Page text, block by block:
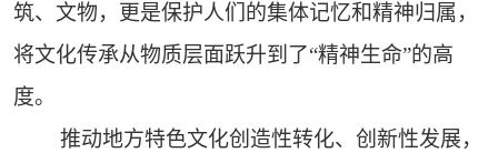
筑、文物，更是保护人们的集体记忆和精神归属，
将文化传承从物质层面跃升到了“精神生命”的高
度。
推动地方特色文化创造性转化、创新性发展，